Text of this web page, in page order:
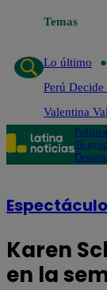
Temas
Lo último
Perú Decide
Valentina
Política
Te
Karen
en la